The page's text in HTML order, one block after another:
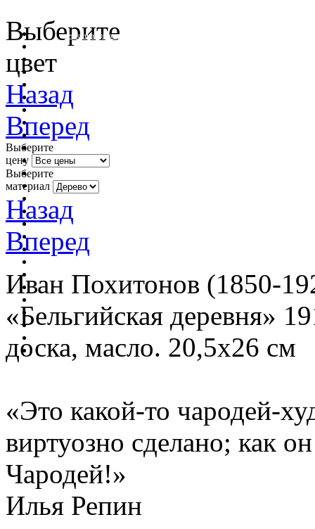
очистить фильтр цвета
Выберите
цвет
Назад
Вперед
Выберите
цену
Выберите
материал
Назад
Вперед
Иван Похитонов (1850-
«Бельгийская деревня»
доска, масло. 20,5х26 см
«Это какой-то чародей-
виртуозно сделано; как
Чародей!»
Илья Репин